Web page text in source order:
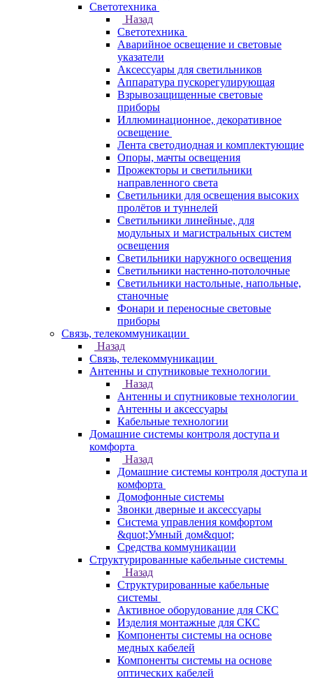
Светотехника
Назад
Светотехника
Аварийное освещение и световые
указатели
Аксессуары для светильников
Аппаратура пускорегулирующая
Взрывозащищенные световые
приборы
Иллюминационное, декоративное
освещение
Лента светодиодная и комплектующие
Опоры, мачты освещения
Прожекторы и светильники
направленного света
Светильники для освещения высоких
пролётов и туннелей
Светильники линейные, для
модульных и магистральных систем
освещения
Светильники наружного освещения
Светильники настенно-потолочные
Светильники настольные, напольные,
станочные
Фонари и переносные световые
приборы
Связь, телекоммуникации
Назад
Связь, телекоммуникации
Антенны и спутниковые технологии
Назад
Антенны и спутниковые технологии
Антенны и аксессуары
Кабельные технологии
Домашние системы контроля доступа и
комфорта
Назад
Домашние системы контроля доступа и
комфорта
Домофонные системы
Звонки дверные и аксессуары
Система управления комфортом
&quot;Умный дом&quot;
Средства коммуникации
Структурированные кабельные системы
Назад
Структурированные кабельные
системы
Активное оборудование для СКС
Изделия монтажные для СКС
Компоненты системы на основе
медных кабелей
Компоненты системы на основе
оптических кабелей